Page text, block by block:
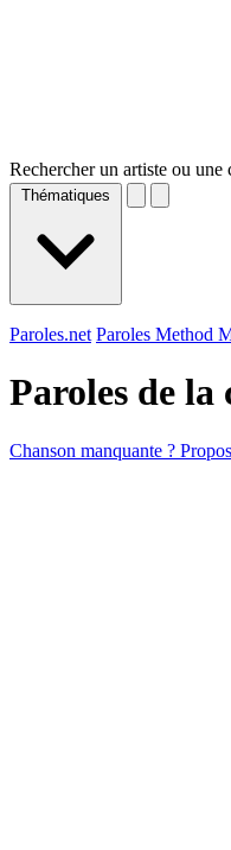
Rechercher un artiste ou une
Thématiques
Paroles.net Paroles Method
Paroles de
Chanson manquante ?